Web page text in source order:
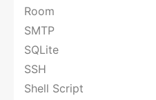
Room
SMTP
SQLite
SSH
Shell Script